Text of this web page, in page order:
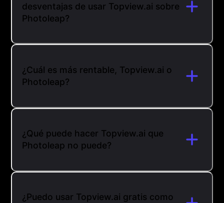
desventajas de usar Topview.ai sobre
Photoleap?
¿Cuál es más rentable, Topview.ai o
Photoleap?
¿Qué puede hacer Topview.ai que
Photoleap no puede?
¿Puedo usar Topview.ai gratis como